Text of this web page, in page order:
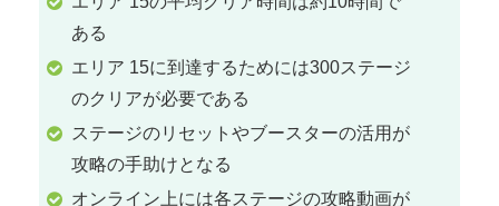
ある
エリア 15に到達するためには300ステージ
のクリアが必要である
ステージのリセットやブースターの活用が
攻略の手助けとなる
オンライン上には各ステージの攻略動画が